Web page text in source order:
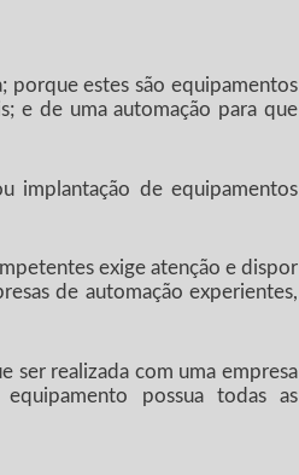
porque estes são equipamentos
e de uma automação para que
implantação de equipamentos
exige atenção e dispor
de automação experientes,
ser realizada com uma empresa
possua todas as